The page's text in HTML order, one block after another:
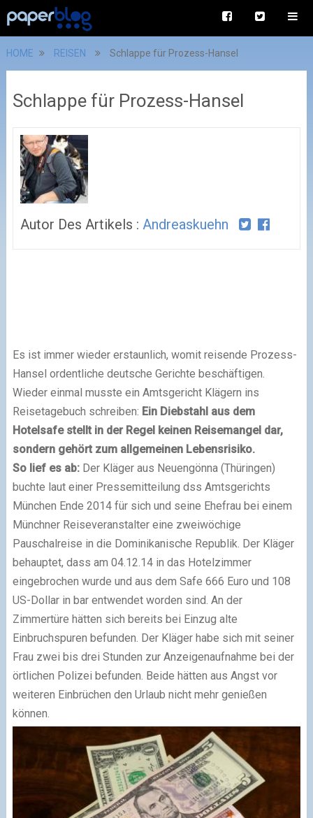
HOME REISEN Schlappe für Prozess-Hansel
Schlappe für Prozess-Hansel
Autor Des Artikels : Andreaskuehn
Es ist immer wieder erstaunlich, womit reisende Prozess-
Hansel ordentliche deutsche Gerichte beschäftigen.
Wieder einmal musste ein Amtsgericht Klägern ins
Reisetagebuch schreiben: Ein Diebstahl aus dem
Hotelsafe stellt in der Regel keinen Reisemangel dar,
sondern gehört zum allgemeinen Lebensrisiko.
So lief es ab:Der Kläger aus Neuengönna (Thüringen)
buchte laut einer Pressemitteilung dss Amtsgerichts
München Ende 2014 für sich und seine Ehefrau bei einem
Münchner Reiseveranstalter eine zweiwöchige
Pauschalreise in die Dominikanische Republik. Der Kläger
behauptet, dass am 04.12.14 in das Hotelzimmer
eingebrochen wurde und aus dem Safe 666 Euro und 108
US-Dollar in bar entwendet worden sind. An der
Zimmertüre hätten sich bereits bei Einzug alte
Einbruchspuren befunden. Der Kläger habe sich mit seiner
Frau zwei bis drei Stunden zur Anzeigenaufnahme bei der
örtlichen Polizei befunden. Beide hätten aus Angst vor
weiteren Einbrüchen den Urlaub nicht mehr genießen
können.